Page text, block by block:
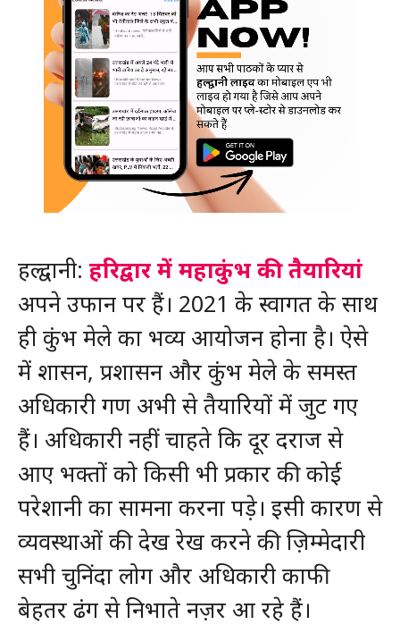
हल्द्वानी: हरिद्वार में महाकुंभ की तैयारियां
अपने उफान पर हैं। 2021 के स्वागत के साथ
ही कुंभ मेले का भव्य आयोजन होना है। ऐसे
में शासन, प्रशासन और कुंभ मेले के समस्त
अधिकारी गण अभी से तैयारियों में जुट गए
हैं। अधिकारी नहीं चाहते कि दूर दराज से
आए भक्तों को किसी भी प्रकार की कोई
परेशानी का सामना करना पड़े। इसी कारण से
व्यवस्थाओं की देख रेख करने की ज़िम्मेदारी
सभी चुनिंदा लोग और अधिकारी काफी
बेहतर ढंग से निभाते नज़र आ रहे हैं।